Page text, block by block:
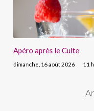
Apéro après le Culte
dimanche, 16 août 2026 11